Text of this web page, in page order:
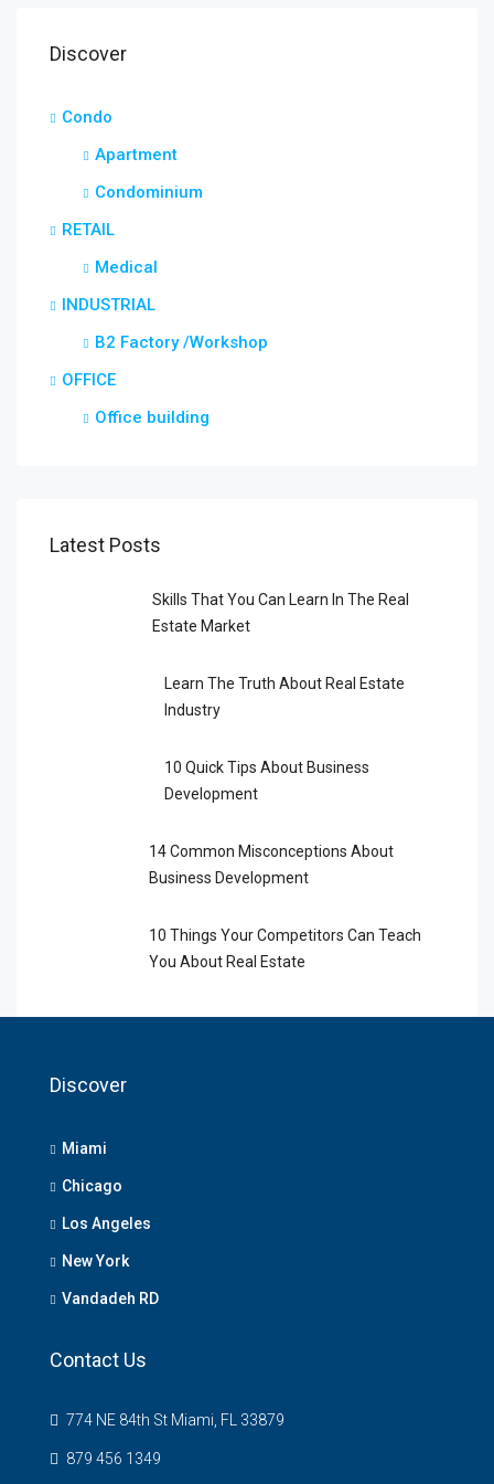
Discover
Condo
Apartment
Condominium
RETAIL
Medical
INDUSTRIAL
B2 Factory /Workshop
OFFICE
Office building
Latest Posts
Skills That You Can Learn In The Real
Estate Market
Learn The Truth About Real Estate
Industry
10 Quick Tips About Business
Development
14 Common Misconceptions About
Business Development
10 Things Your Competitors Can Teach
You About Real Estate
Discover
Miami
Chicago
Los Angeles
New York
Vandadeh RD
Contact Us
774 NE 84th St Miami, FL 33879
879 456 1349